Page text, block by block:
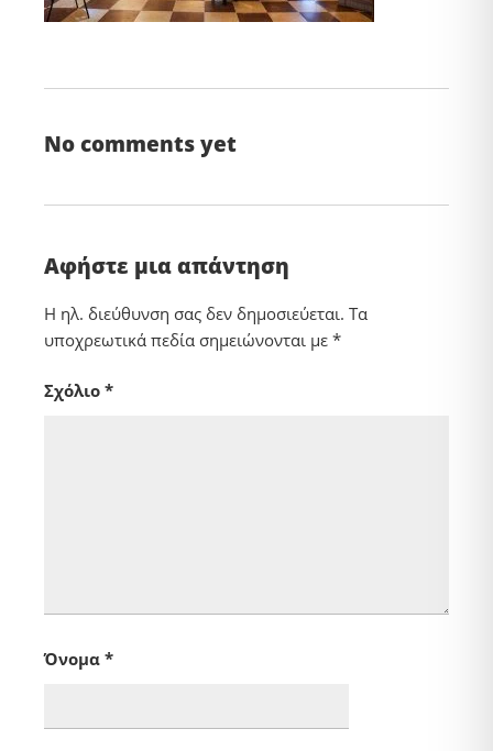
No comments yet
Αφήστε μια απάντηση
Η ηλ. διεύθυνση σας δεν δημοσιεύεται. Τα
υποχρεωτικά πεδία σημειώνονται με *
Σχόλιο *
Όνομα *